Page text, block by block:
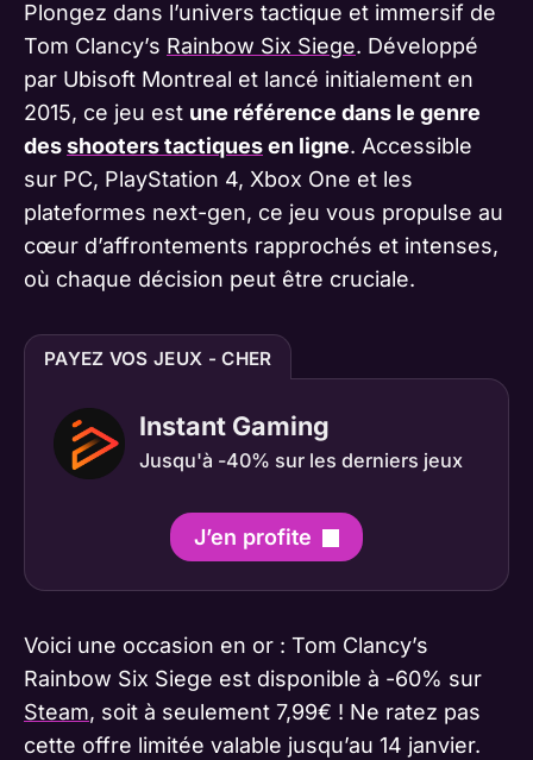
Plongez dans l’univers tactique et immersif de
Tom Clancy’s Rainbow Six Siege. Développé
par Ubisoft Montreal et lancé initialement en
2015, ce jeu est une référence dans le genre
desshooters tactiquesen ligne. Accessible
sur PC, PlayStation 4, Xbox One et les
plateformes next-gen, ce jeu vous propulse au
cœur d’affrontements rapprochés et intenses,
où chaque décision peut être cruciale.
PAYEZ VOS JEUX - CHER
Instant Gaming
Jusqu'à -40% sur les derniers jeux
J’en profite
Voici une occasion en or : Tom Clancy’s
Rainbow Six Siege est disponible à -60% sur
Steam, soit à seulement 7,99€ ! Ne ratez pas
cette offre limitée valable jusqu’au 14 janvier.